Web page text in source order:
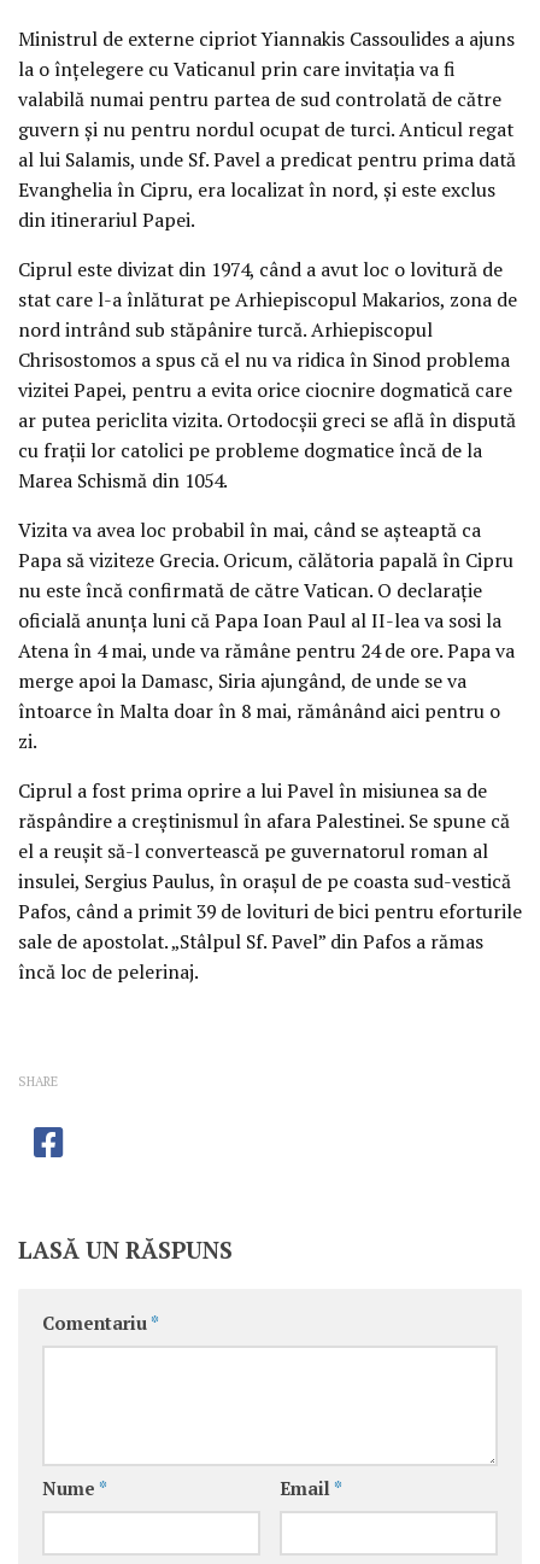
Ministrul de externe cipriot Yiannakis Cassoulides a ajuns
la o înţelegere cu Vaticanul prin care invitaţia va fi
valabilă numai pentru partea de sud controlată de către
guvern şi nu pentru nordul ocupat de turci. Anticul regat
al lui Salamis, unde Sf. Pavel a predicat pentru prima dată
Evanghelia în Cipru, era localizat în nord, şi este exclus
din itinerariul Papei.
Ciprul este divizat din 1974, când a avut loc o lovitură de
stat care l-a înlăturat pe Arhiepiscopul Makarios, zona de
nord intrând sub stăpânire turcă. Arhiepiscopul
Chrisostomos a spus că el nu va ridica în Sinod problema
vizitei Papei, pentru a evita orice ciocnire dogmatică care
ar putea periclita vizita. Ortodocşii greci se află în dispută
cu fraţii lor catolici pe probleme dogmatice încă de la
Marea Schismă din 1054.
Vizita va avea loc probabil în mai, când se aşteaptă ca
Papa să viziteze Grecia. Oricum, călătoria papală în Cipru
nu este încă confirmată de către Vatican. O declaraţie
oficială anunţa luni că Papa Ioan Paul al II-lea va sosi la
Atena în 4 mai, unde va rămâne pentru 24 de ore. Papa va
merge apoi la Damasc, Siria ajungând, de unde se va
întoarce în Malta doar în 8 mai, rămânând aici pentru o
zi.
Ciprul a fost prima oprire a lui Pavel în misiunea sa de
răspândire a creştinismul în afara Palestinei. Se spune că
el a reuşit să-l convertească pe guvernatorul roman al
insulei, Sergius Paulus, în oraşul de pe coasta sud-vestică
Pafos, când a primit 39 de lovituri de bici pentru eforturile
sale de apostolat. „Stâlpul Sf. Pavel” din Pafos a rămas
încă loc de pelerinaj.
SHARE
LASĂ UN RĂSPUNS
Comentariu *
Nume * Email *